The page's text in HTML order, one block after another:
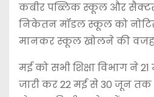
कबीर पब्लिक स्कूल और
निकेतन मॉडल स्कूल को
मानकर स्कूल खोलने की वजह
मई को सभी शिक्षा विभाग ने
जारी कर 22 मई से 30 जून तक